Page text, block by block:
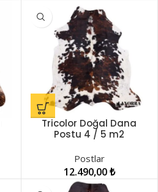
Tricolor Doğal Dana
Postu 4 / 5 m2
Postlar
12.490,00₺